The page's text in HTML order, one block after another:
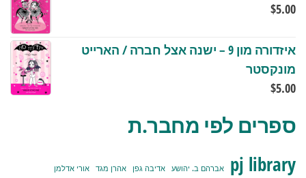
$5.00
איזדורה מון 9 – ישנה אצל חברה / הארייט
מונקסטר
$5.00
ספרים לפי מחבר.ת
pj library אברהם ב. יהושע אדיבה גפן אהרן מגד אורי אדלמן